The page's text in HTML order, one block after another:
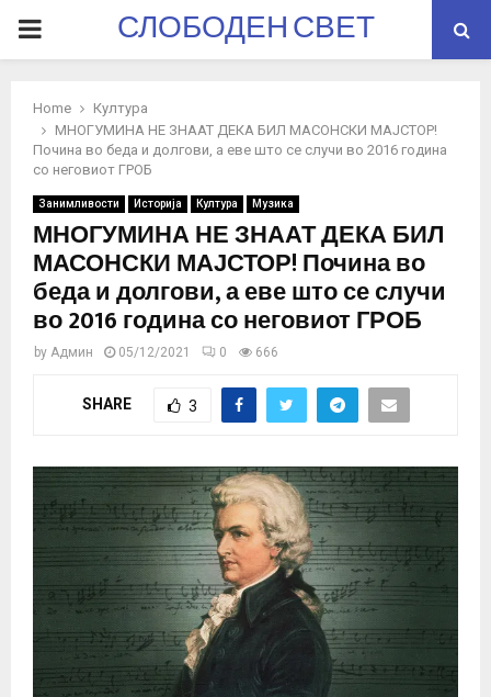
PRIMARYСЛОБОДЕН СВЕТ
Home
Култура
МНОГУМИНА НЕ ЗНААТ ДЕКА БИЛ МАСОНСКИ МАЈСТОР!
Почина во беда и долгови, а еве што се случи во 2016 година
со неговиот ГРОБ
Занимливости Историја Култура Музика
МНОГУМИНА НЕ ЗНААТ ДЕКА БИЛ
МАСОНСКИ МАЈСТОР! Почина во
беда и долгови, а еве што се случи
во 2016 година со неговиот ГРОБ
by Админ 05/12/2021 0 666
SHARE 3